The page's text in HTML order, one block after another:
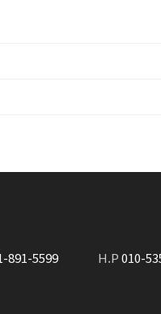
891-5599 H.P010-